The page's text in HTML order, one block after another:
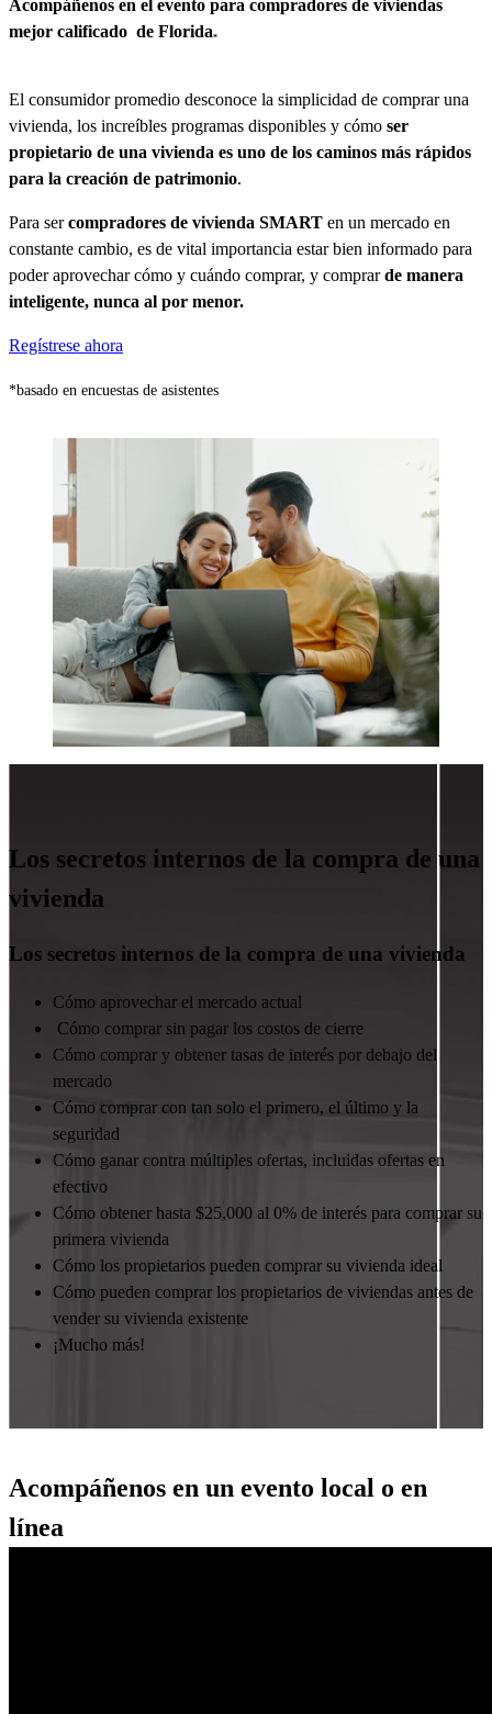
Acompáñenos en el evento para compradores de viviendas
mejor calificado de Florida*
El consumidor promedio desconoce la simplicidad de comprar una
vivienda, los increíbles programas disponibles y cómo ser
propietario de una vivienda es uno de los caminos más rápidos
para la creación de patrimonio.
Para sercompradores de vivienda SMART en un mercado en
constante cambio, es de vital importancia estar bien informado para
poder aprovechar cómo y cuándo comprar, y comprarde manera
inteligente, nunca al por menor.
Regístrese ahora
*basado en encuestas de asistentes
Los secretos internos de la compra de una
vivienda
Los secretos internos de la compra de una vivienda
Cómo aprovechar el mercado actual
Cómo comprar sin pagar los costos de cierre
Cómo comprar y obtener tasas de interés por debajo del
mercado
Cómo comprar con tan solo el primero, el último y la
seguridad
Cómo ganar contra múltiples ofertas, incluidas ofertas en
efectivo
Cómo obtener hasta $25,000 al 0% de interés para comprar su
primera vivienda
Cómo los propietarios pueden comprar su vivienda ideal
Cómo pueden comprar los propietarios de viviendas antes de
vender su vivienda existente
¡Mucho más!
Acompáñenos en un evento local o en
línea